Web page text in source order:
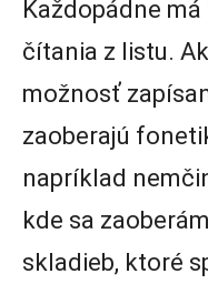
Každopádne
čítania z listu.
možnosť
zaoberajú
napríklad
kde sa
skladieb, ktoré